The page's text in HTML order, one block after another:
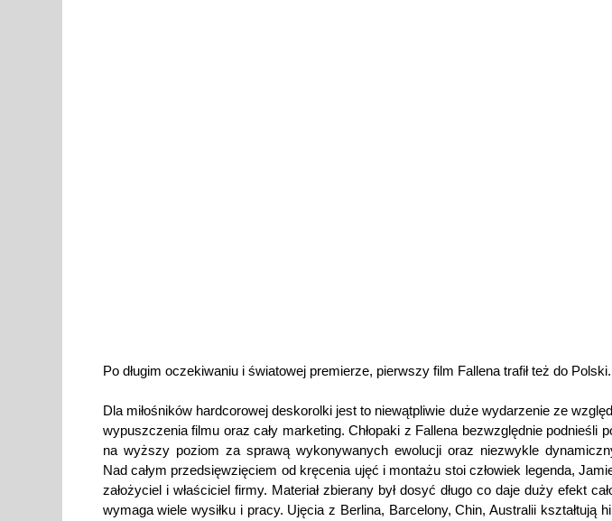
Po długim oczekiwaniu i światowej premierze, pierwszy film Fallena trafił też do Polski.
Dla miłośników hardcorowej deskorolki jest to niewątpliwie duże wydarzenie ze
wypuszczenia filmu oraz cały marketing. Chłopaki z Fallena bezwzględnie podnieśli
na wyższy poziom za sprawą wykonywanych ewolucji oraz niezwykle
Nad całym przedsięwzięciem od kręcenia ujęć i montażu stoi człowiek legenda,
założyciel i właściciel firmy. Materiał zbierany był dosyć długo co daje duży efekt
wymaga wiele wysiłku i pracy. Ujęcia z Berlina, Barcelony, Chin, Australii kształtują